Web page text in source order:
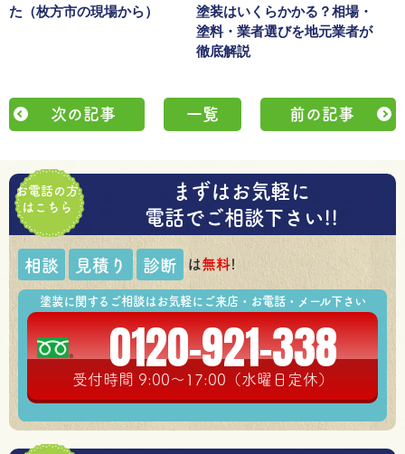
た（枚方市の現場から）
塗装はいくらかかる？相場・
塗料・業者選びを地元業者が
徹底解説
次の記事 一覧 前の記事
お電話の方
はこちら
まずはお気軽に
電話でご相談下さい!!
相談 見積り 診断 は無料!
塗装に関するご相談はお気軽にご来店・お電話・メール下さい
0120-921-338
受付時間 9:00～17:00（水曜日定休）